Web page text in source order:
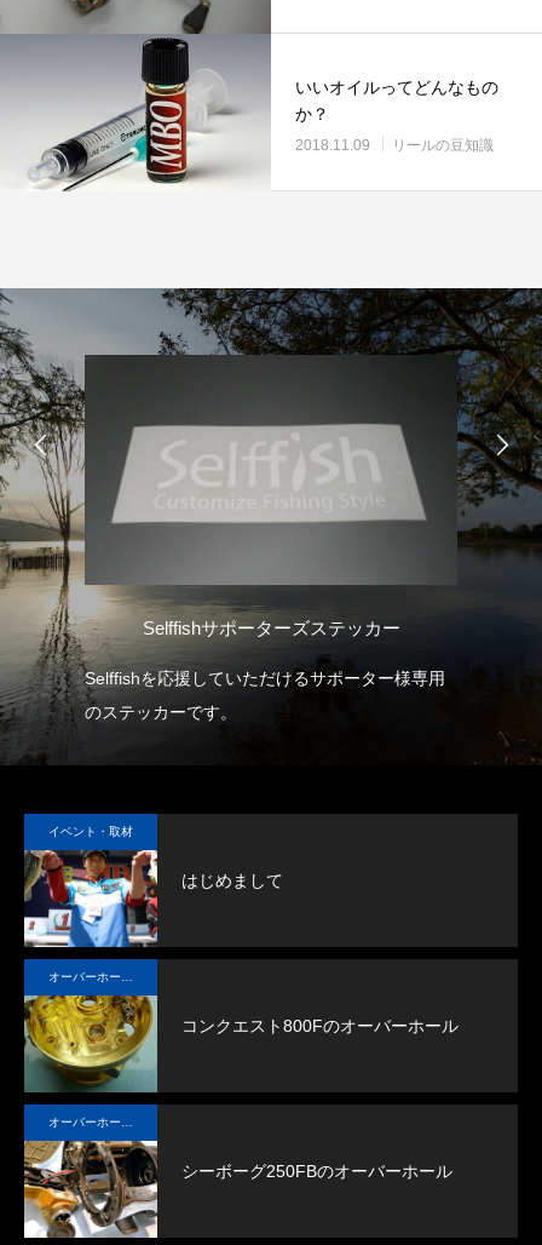
いいオイルってどんなもの
か？
2018.11.09 リールの豆知識
Selffishサポーターズステッカー
Selffishを応援していただけるサポーター様専用
のステッカーです。
イベント・取材
はじめまして
コンクエスト800Fのオーバーホール
シーボーグ250FBのオーバーホール